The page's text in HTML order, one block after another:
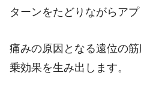
ターンをたどりながらアプ
痛みの原因となる遠位の
乗効果を生み出します。